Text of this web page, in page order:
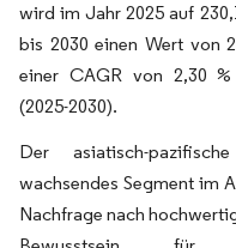
wird im Jahr 2025 auf
bis 2030 einen Wert von
einer CAGR von 2,30 %
(2025-2030).
Der asiatisch-
wachsendes Segment im
Nachfrage nach